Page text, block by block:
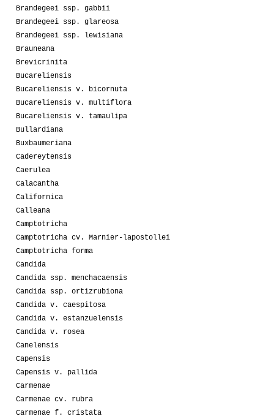
Brandegeei ssp. gabbii
Brandegeei ssp. glareosa
Brandegeei ssp. lewisiana
Brauneana
Brevicrinita
Bucareliensis
Bucareliensis v. bicornuta
Bucareliensis v. multiflora
Bucareliensis v. tamaulipa
Bullardiana
Buxbaumeriana
Cadereytensis
Caerulea
Calacantha
Californica
Calleana
Camptotricha
Camptotricha cv. Marnier-lapostollei
Camptotricha forma
Candida
Candida ssp. menchacaensis
Candida ssp. ortizrubiona
Candida v. caespitosa
Candida v. estanzuelensis
Candida v. rosea
Canelensis
Capensis
Capensis v. pallida
Carmenae
Carmenae cv. rubra
Carmenae f. cristata